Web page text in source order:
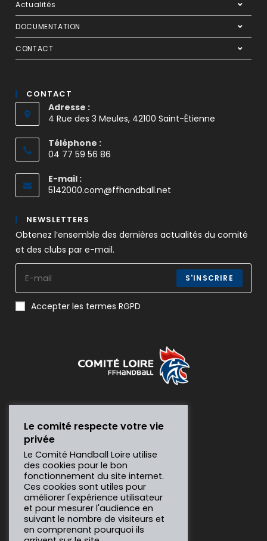
Actualités
DOCUMENTATION
CONTACT
CONTACT
Adresse :
4 Rue des 3 Meules, 42100 Saint-Étienne
Téléphone :
04 77 59 56 86
E-mail :
5142000.com@ffhandball.net
NEWSLETTERS
Obtenez l’ensemble des dernières actualités du comité
et des clubs par e-mail.
S'INSCRIRE
Accepter les termes RGPD
Le comité respecte votre vie
privée
Le Comité Handball Loire utilise
des cookies pour le bon
fonctionnement du site internet.
Ces cookies sont utiles pour
améliorer l'expérience utilisateur
et pour mesurer l'audience en
suivant le nombre de visiteurs et
en comprenant pourquoi ils